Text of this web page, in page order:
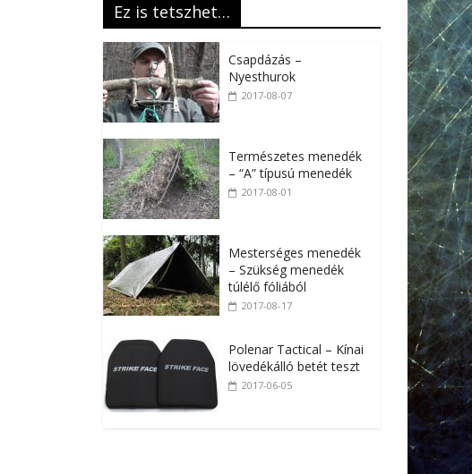
Ez is tetszhet…
Csapdázás –
Nyesthurok
2017-08-07
Természetes menedék
– “A” típusú menedék
2017-08-01
Mesterséges menedék
– Szükség menedék
túlélő fóliából
2017-08-17
Polenar Tactical – Kínai
lövedékálló betét teszt
2017-06-05